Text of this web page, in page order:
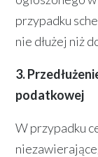
przypadku
nie dłużej niż
3.
podatkowej
W przypadku